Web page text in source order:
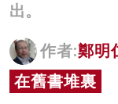
名家榜
灼見活動
關於我們
出。
作者:鄭明
在舊書堆裏